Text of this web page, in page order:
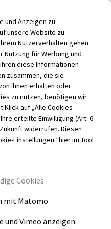
aufrufen
(m/w/d) setzt ein
und Anzeigen zu
unsere Website zu
Nutzerverhalten gehen
Nutzung für Werbung und
diese Informationen
zusammen, die sie
Ihnen erhalten oder
zu nutzen, benötigen wir
Klick auf „Alle Cookies
erteilte Einwilligung (Art. 6
widerrufen. Diesen
Einstellungen“ hier im Tool
Cookies
mit Matomo
und Vimeo anzeigen